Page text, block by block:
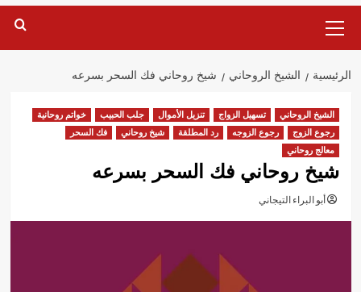
الرئيسية
الرئيسية الشيخ الروحاني شيخ روحاني فك السحر بسرعه
الشيخ الروحاني تسهيل الزواج تنزيل الأموال جلب الحبيب
خواتم روحانية
رجوع الزوج
رجوع الزوجه رد المطلقة شيخ روحاني
فك السحر
معالج روحاني
شيخ روحاني فك السحر بسرعه
أبو البراء التيجاني